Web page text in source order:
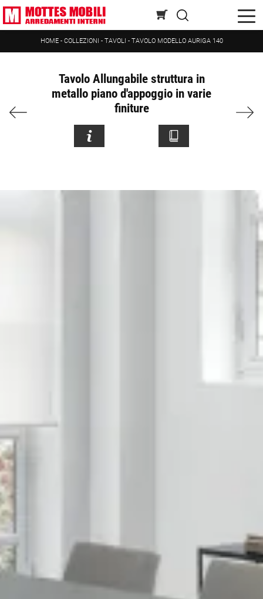
HOME- COLLEZIONI - TAVOLI - TAVOLO MODELLO AURIGA 140
Tavolo Allungabile struttura in
metallo piano d'appoggio in varie
finiture